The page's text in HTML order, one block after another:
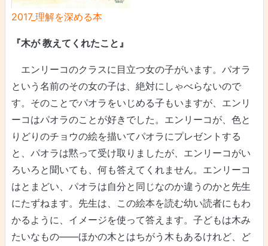
2017_理解を深める本
『木が 教えてくれたこと』
エンリーコのクラスに目立つ女の子がいます。パオラ
という名前のその女の子は、絶対にしゃべらないので
す。そのことでパオラをいじめる子もいますが、エンリ
ーコはパオラのことが好きでした。エンリーコが、色と
りどりのチョウの絵を描いてパオラにプレゼントする
と、パオラは黙って受け取りましたが、エンリーコがい
ろいろと聞いても、何も答えてくれません。エンリーコ
はとまどい、パオラは自分と同じなのか違うのかと先生
にたずねます。先生は、この絵本を読む幼い読者にもわ
かるように、イメージを使って答えます。子どもは木み
たいなもの――ほかの木とはちがう木もあるけれど、ど